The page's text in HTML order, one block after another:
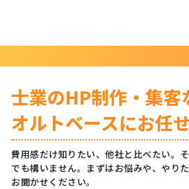
士業のHP制作・集客
オルトベースにお任
費用感だけ知りたい、他社と比べたい。
でも構いません。まずはお悩みや、やり
お聞かせください。